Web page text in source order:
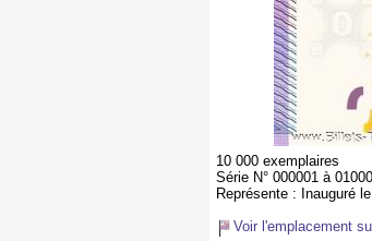
10 000 exemplaires
Série N° 000001 à
Représente : Inauguré
Voir l'emplacement